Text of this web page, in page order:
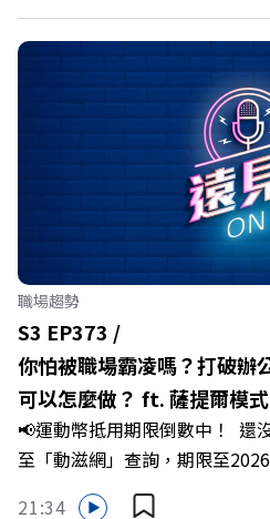
鄉子弟不僅能「回得來、留得
迎向黃金十年的發展動能。 本
縣長翁章梁、立法委員蔡易餘
河、紙風車劇團創辦人李永豐
許喻理。帶你深入剖析《嘉義
型故事，讀懂這段洗天換地的
十年的發展藍圖！ 🔺翁章梁縣
立的科技版圖中搶先卡位亞創
化傳統作物為高價值的精品品
轉化為凝聚團隊與縣民認同感
新局下，嘉義如何打造子弟能安
遠見雜誌副社長兼遠見智庫總
縣長 翁章梁、立法委員 蔡易餘
河、紙風車劇團創辦人 李永豐
喻理+++++🎂歡慶遠見40歲生
優惠>>>https://gvmkt.pse.is/
的社群：LINE：https://reurl.cc/
職場趨勢
S3 EP373 /
你怕被職場霸凌嗎？打破辦
可以怎麼做？ ft. 薩提爾模
謝佳芸
📢運動幣抵用期限倒數中！ 還
至「動滋網」查詢，期限至
哪裡使用嗎？ 上「動滋網」【
21:34